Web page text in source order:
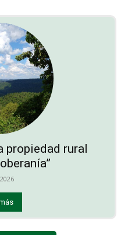
propiedad rural